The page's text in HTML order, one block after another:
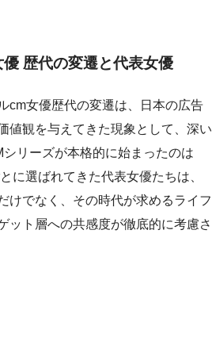
歴代の変遷と代表女優
cm女優歴代の変遷は、日本の広告
値観を与えてきた現象として、深い
リーズが本格的に始まったのは
に選ばれてきた代表女優たちは、
けでなく、その時代が求めるライフ
ット層への共感度が徹底的に考慮さ